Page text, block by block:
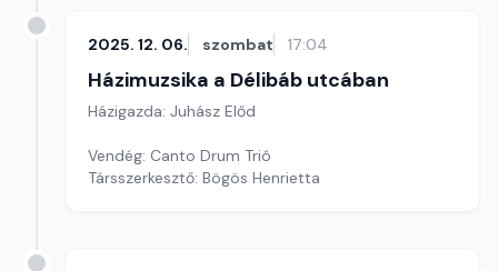
2025. 12. 06. szombat 17:04
Házimuzsika a Délibáb utcában
Házigazda: Juhász Előd
Vendég: Canto Drum Trió
Társszerkesztő: Bögös Henrietta